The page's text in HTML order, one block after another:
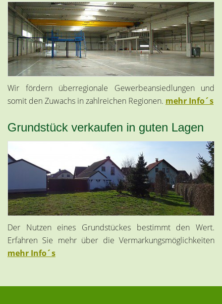
Wir fördern überregionale Gewerbeansiedlungen und
somit den Zuwachs in zahlreichen Regionen. mehr Info´s
Grundstück verkaufen in guten Lagen
Der Nutzen eines Grundstückes bestimmt den Wert.
Erfahren Sie mehr über die Vermarkungsmöglichkeiten
mehr Info´s